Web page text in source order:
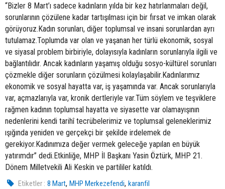
“Bizler 8 Mart’ı sadece kadınların yılda bir kez hatırlanmaları değil,
sorunlarının çözülene kadar tartışılması için bir fırsat ve imkan olarak
görüyoruz.Kadın sorunları, diğer toplumsal ve insani sorunlardan ayrı
tutulamaz.Toplumda var olan ve yaşanan her türlü ekonomik, sosyal
ve siyasal problem birbiriyle, dolayısıyla kadınların sorunlarıyla ilgili ve
bağlantılıdır. Ancak kadınların yaşamış olduğu sosyo-kültürel sorunları
çözmekle diğer sorunların çözülmesi kolaylaşabilir.Kadınlarımız
ekonomik ve sosyal hayatta var, iş yaşamında var. Ancak sorunlarıyla
var, açmazlarıyla var, kronik dertleriyle var.Tüm söylem ve teşviklere
rağmen kadının toplumsal hayatta ve siyasette var olamayışının
nedenlerini kendi tarihî tecrübelerimiz ve toplumsal geleneklerimiz
ışığında yeniden ve gerçekçi bir şekilde irdelemek de
gerekiyor.Kadınımıza değer vermek geleceğe yapılan en büyük
yatırımdır” dedi.Etkinliğe, MHP İl Başkanı Yasin Öztürk, MHP 21.
Dönem Milletvekili Ali Keskin ve partililer katıldı.
Etiketler : 8 Mart,MHP Merkezefendi,karanfil